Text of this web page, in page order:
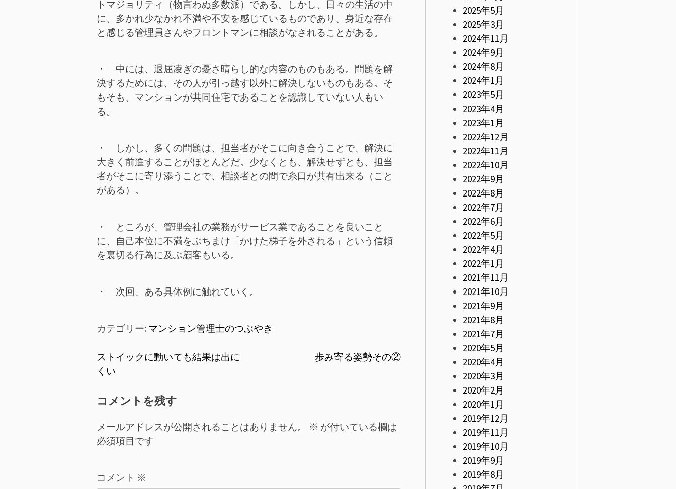
トマジョリティ（物言わぬ多数派）である。しかし、日々の生活の中
に、多かれ少なかれ不満や不安を感じているものであり、身近な存在
と感じる管理員さんやフロントマンに相談がなされることがある。
・ 中には、退屈凌ぎの憂さ晴らし的な内容のものもある。問題を解
決するためには、その人が引っ越す以外に解決しないものもある。そ
もそも、マンションが共同住宅であることを認識していない人もい
る。
・ しかし、多くの問題は、担当者がそこに向き合うことで、解決に
大きく前進することがほとんどだ。少なくとも、解決せずとも、担当
者がそこに寄り添うことで、相談者との間で糸口が共有出来る（こと
がある）。
・ ところが、管理会社の業務がサービス業であることを良いこと
に、自己本位に不満をぶちまけ「かけた梯子を外される」という信頼
を裏切る行為に及ぶ顧客もいる。
・ 次回、ある具体例に触れていく。
カテゴリー: マンション管理士のつぶやき
投
稿
ナ
ビ
ゲ
ストイックに動いても結果は出に
くい
歩み寄る姿勢その②
コメントを残す
メールアドレスが公開されることはありません。 ※ が付いている欄は
必須項目です
コメント ※
2025年5月
2025年3月
2024年11月
2024年9月
2024年8月
2024年1月
2023年5月
2023年4月
2023年1月
2022年12月
2022年11月
2022年10月
2022年9月
2022年8月
2022年7月
2022年6月
2022年5月
2022年4月
2022年1月
2021年11月
2021年10月
2021年9月
2021年8月
2021年7月
2020年5月
2020年4月
2020年3月
2020年2月
2020年1月
2019年12月
2019年11月
2019年10月
2019年9月
2019年8月